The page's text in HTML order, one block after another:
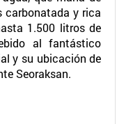
carbonatada y rica
1.500 litros de
al fantástico
y su ubicación de
Seoraksan.